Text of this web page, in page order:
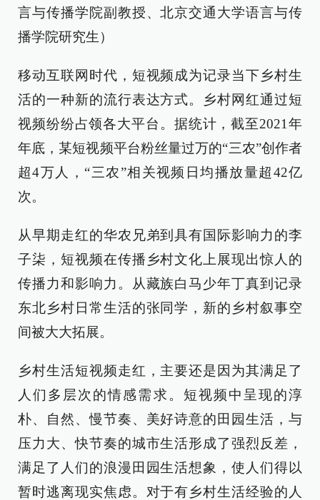
言与传播学院副教授、北京交通大学语言与传
播学院研究生）
移动互联网时代，短视频成为记录当下乡村生
活的一种新的流行表达方式。乡村网红通过短
视频纷纷占领各大平台。据统计，截至2021年
年底，某短视频平台粉丝量过万的“三农”创作者
超4万人，“三农”相关视频日均播放量超42亿
次。
从早期走红的华农兄弟到具有国际影响力的李
子柒，短视频在传播乡村文化上展现出惊人的
传播力和影响力。从藏族白马少年丁真到记录
东北乡村日常生活的张同学，新的乡村叙事空
间被大大拓展。
乡村生活短视频走红，主要还是因为其满足了
人们多层次的情感需求。短视频中呈现的淳
朴、自然、慢节奏、美好诗意的田园生活，与
压力大、快节奏的城市生活形成了强烈反差，
满足了人们的浪漫田园生活想象，使人们得以
暂时逃离现实焦虑。对于有乡村生活经验的人